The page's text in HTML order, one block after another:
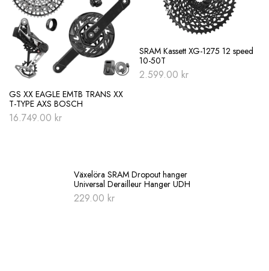
GS XX EAGLE EMTB TRANS XX
T-TYPE AXS BOSCH
16.749.00 kr
SRAM Kassett XG-1275 12 speed
10-50T
2.599.00 kr
Växelöra SRAM Dropout hanger
Universal Derailleur Hanger UDH
229.00 kr